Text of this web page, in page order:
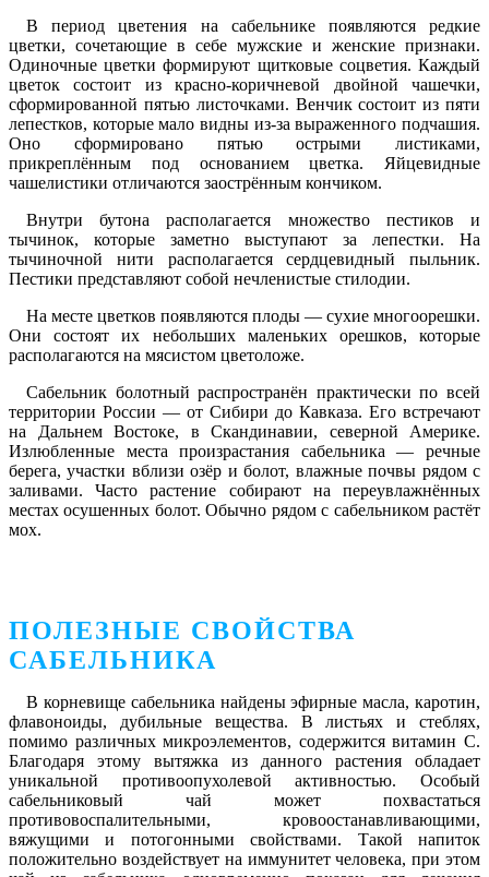
В период цветения на сабельнике появляются редкие
цветки, сочетающие в себе мужские и женские признаки.
Одиночные цветки формируют щитковые соцветия. Каждый
цветок состоит из красно-коричневой двойной чашечки,
сформированной пятью листочками. Венчик состоит из пяти
лепестков, которые мало видны из-за выраженного подчашия.
Оно сформировано пятью острыми листиками,
прикреплённым под основанием цветка. Яйцевидные
чашелистики отличаются заострённым кончиком.
Внутри бутона располагается множество пестиков и
тычинок, которые заметно выступают за лепестки. На
тычиночной нити располагается сердцевидный пыльник.
Пестики представляют собой нечленистые стилодии.
На месте цветков появляются плоды — сухие многоорешки.
Они состоят их небольших маленьких орешков, которые
располагаются на мясистом цветоложе.
Сабельник болотный распространён практически по всей
территории России — от Сибири до Кавказа. Его встречают
на Дальнем Востоке, в Скандинавии, северной Америке.
Излюбленные места произрастания сабельника — речные
берега, участки вблизи озёр и болот, влажные почвы рядом с
заливами. Часто растение собирают на переувлажнённых
местах осушенных болот. Обычно рядом с сабельником растёт
мох.
ПОЛЕЗНЫЕ СВОЙСТВА
САБЕЛЬНИКА
В корневище сабельника найдены эфирные масла, каротин,
флавоноиды, дубильные вещества. В листьях и стеблях,
помимо различных микроэлементов, содержится витамин С.
Благодаря этому вытяжка из данного растения обладает
уникальной противоопухолевой активностью. Особый
сабельниковый чай может похвастаться
противовоспалительными, кровоостанавливающими,
вяжущими и потогонными свойствами. Такой напиток
положительно воздействует на иммунитет человека, при этом